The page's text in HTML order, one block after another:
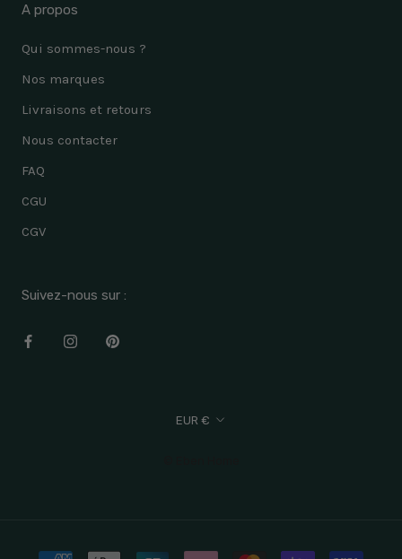
A propos
Qui sommes-nous ?
Nos marques
Livraisons et retours
Nous contacter
FAQ
CGU
CGV
Suivez-nous sur :
Devise
EUR €